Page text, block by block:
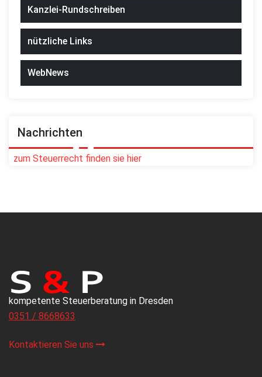
Kanzlei-Rundschreiben
nützliche Links
WebNews
Nachrichten
zum Steuerrecht finden sie hier
kompetente Steuerberatung in Dresden
0351 / 8668633
Kontaktieren Sie uns